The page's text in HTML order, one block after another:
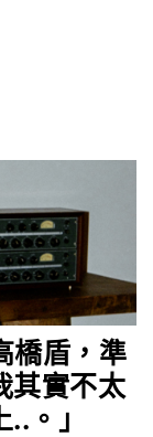
橋盾，準
其實不太
。」